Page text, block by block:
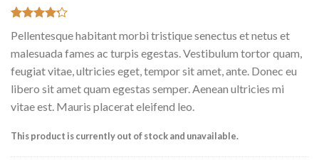
4.17out
of 5
customer
ratings
Pellentesque habitant morbi tristique senectus et netus et
malesuada fames ac turpis egestas. Vestibulum tortor quam,
feugiat vitae, ultricies eget, tempor sit amet, ante. Donec eu
libero sit amet quam egestas semper. Aenean ultricies mi
vitae est. Mauris placerat eleifend leo.
This product is currently out of stock and unavailable.